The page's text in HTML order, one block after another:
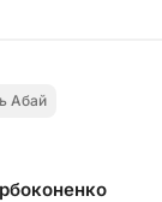
Абай